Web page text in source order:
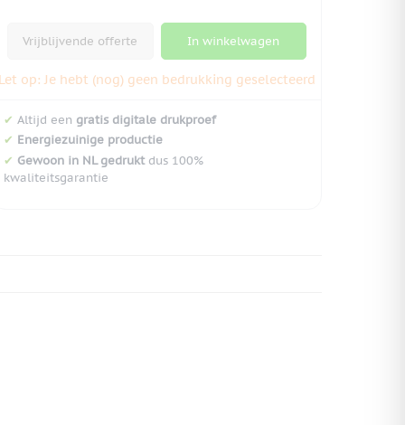
Vrijblijvende offerte In winkelwagen
Let op: Je hebt (nog) geen bedrukking geselecteerd
✔ Altijd een gratis digitale drukproef
✔ Energiezuinige productie
✔ Gewoon in NL gedruktdus 100%
kwaliteitsgarantie